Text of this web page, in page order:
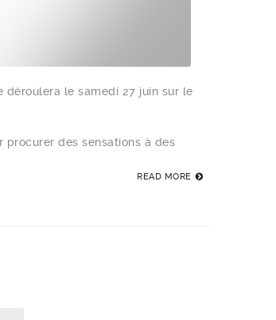
déroulera le samedi 27 juin sur le
des sensations à des
READ MORE